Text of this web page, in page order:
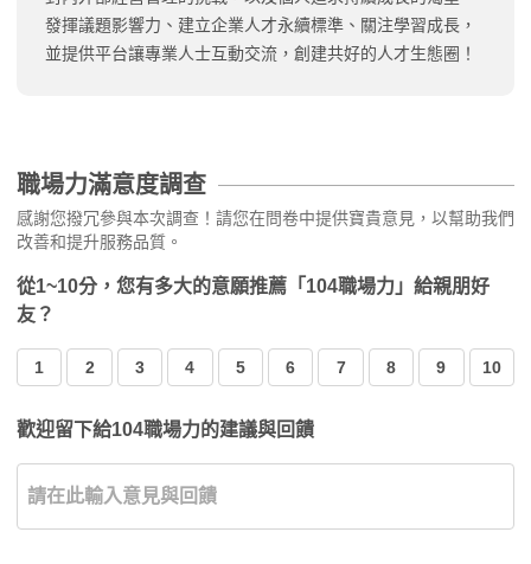
發揮議題影響力、建立企業人才永續標準、關注學習成長，
並提供平台讓專業人士互動交流，創建共好的人才生態圈！
職場力滿意度調查
感謝您撥冗參與本次調查！請您在問卷中提供寶貴意見，以幫助我們
改善和提升服務品質。
從1~10分，您有多大的意願推薦「104職場力」給親朋好
友？
1 2 3 4 5 6 7 8 9 10
歡迎留下給104職場力的建議與回饋